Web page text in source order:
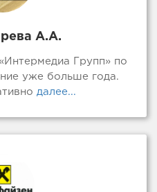
А.А.
Групп» по
уже больше года.
далее...